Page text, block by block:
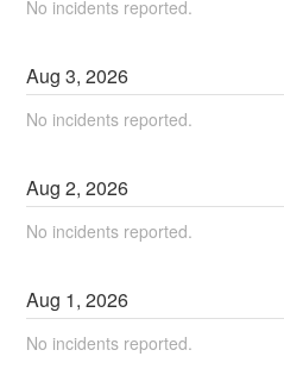
No incidents reported.
Aug3,2026
No incidents reported.
Aug2,2026
No incidents reported.
Aug 1,2026
No incidents reported.